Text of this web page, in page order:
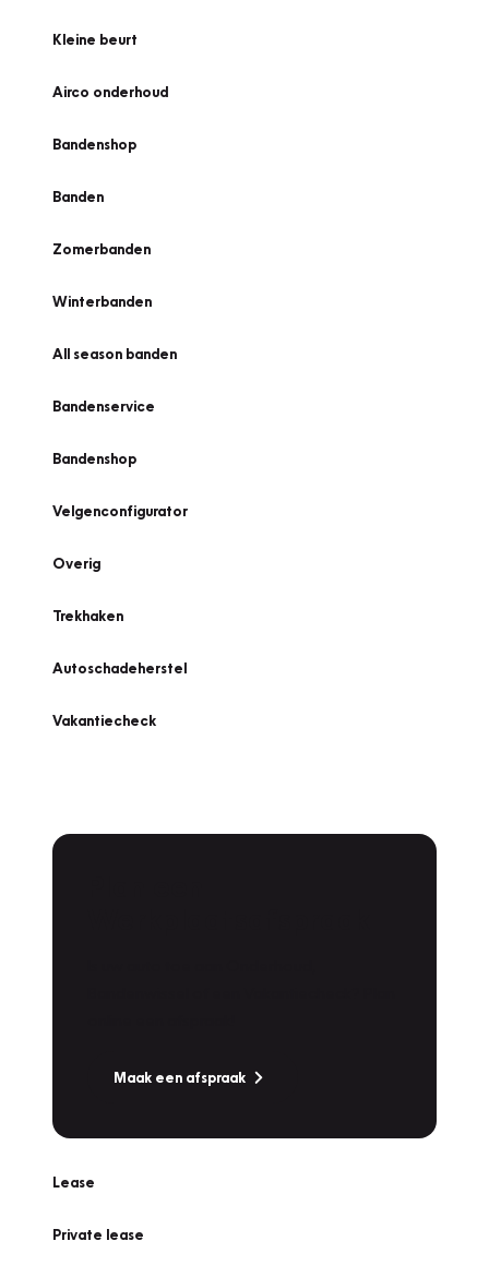
Kleine beurt
Airco onderhoud
Bandenshop
Banden
Zomerbanden
Winterbanden
All season banden
Bandenservice
Bandenshop
Velgenconfigurator
Overig
Trekhaken
Autoschadeherstel
Vakantiecheck
Maak een afspraak
Lease
Private lease